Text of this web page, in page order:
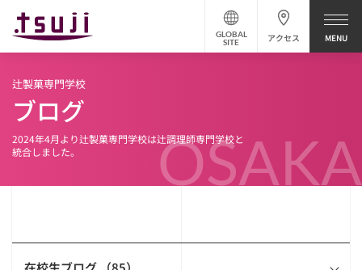
アクセス
GLOBAL
SITE
OSAKA
辻製菓専門学校
ブログ
2024年4月より辻製菓専門学校は辻調理師専門学校と
統合しました。